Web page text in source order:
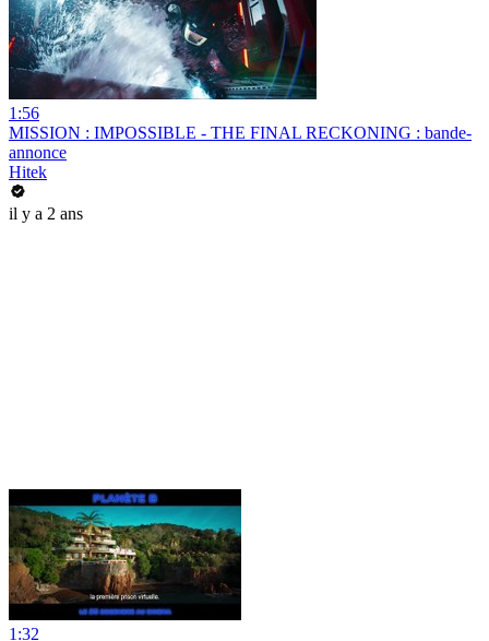
1:56
MISSION : IMPOSSIBLE - THE FINAL RECKONING : bande-
annonce
Hitek
il y a 2 ans
1:32